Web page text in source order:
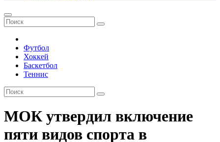
Футбол
Хоккей
Баскетбол
Теннис
МОК утвердил включение
пяти видов спорта в